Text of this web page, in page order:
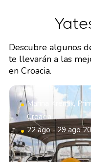
Descubre algunos
te llevarán a las
en Croacia.
Marina Kremik,
Croacia
22 ago - 29 ago